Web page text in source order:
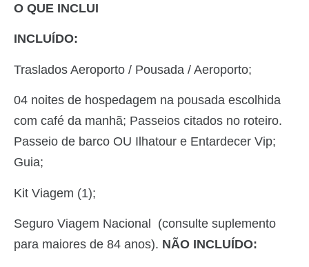
O QUE INCLUI
INCLUÍDO:
Traslados Aeroporto / Pousada / Aeroporto;
04 noites de hospedagem na pousada escolhida
com café da manhã; Passeios citados no roteiro.
Passeio de barco OU Ilhatour e Entardecer Vip;
Guia;
Kit Viagem (1);
Seguro Viagem Nacional (consulte suplemento
para maiores de 84 anos). NÃO INCLUÍDO: